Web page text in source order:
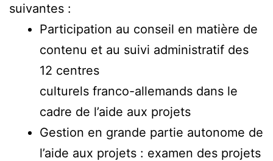
suivantes :
Participation au conseil en matière de
contenu et au suivi administratif des
12 centres
culturels franco-allemands dans le
cadre de l’aide aux projets
Gestion en grande partie autonome de
l’aide aux projets : examen des projets